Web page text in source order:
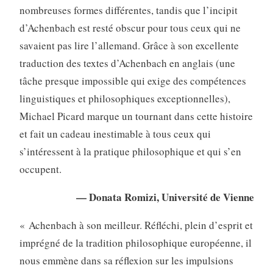
nombreuses formes différentes, tandis que l’incipit
d’Achenbach est resté obscur pour tous ceux qui ne
savaient pas lire l’allemand. Grâce à son excellente
traduction des textes d’Achenbach en anglais (une
tâche presque impossible qui exige des compétences
linguistiques et philosophiques exceptionnelles),
Michael Picard marque un tournant dans cette histoire
et fait un cadeau inestimable à tous ceux qui
s’intéressent à la pratique philosophique et qui s’en
occupent.
— Donata Romizi, Université de Vienne
« Achenbach à son meilleur. Réfléchi, plein d’esprit et
imprégné de la tradition philosophique européenne, il
nous emmène dans sa réflexion sur les impulsions